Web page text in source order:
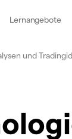
Lernangebote
und